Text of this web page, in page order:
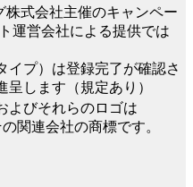
式会社主催のキャンペー
運営会社による提供では
プ）は登録完了が確認さ
します（規定あり）
よびそれらのロゴは
関連会社の商標です。